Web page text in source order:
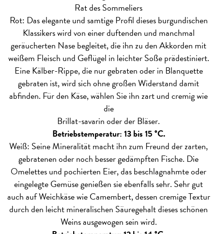
Rat des Sommeliers
Rot: Das elegante und samtige Profil dieses burgundischen
Klassikers wird von einer duftenden und manchmal
geräucherten Nase begleitet, die ihn zu den Akkorden mit
weißem Fleisch und Geflügel in leichter Soße prädestiniert.
Eine Kälber-Rippe, die nur gebraten oder in Blanquette
gebraten ist, wird sich ohne großen Widerstand damit
abfinden. Für den Käse, wählen Sie ihn zart und cremig wie
die
Brillat-savarin oder der Bläser.
Betriebstemperatur: 13 bis 15 °C.
Weiß: Seine Mineralität macht ihn zum Freund der zarten,
gebratenen oder noch besser gedämpften Fische. Die
Omelettes und pochierten Eier, das beschlagnahmte oder
eingelegte Gemüse genießen sie ebenfalls sehr. Sehr gut
auch auf Weichkäse wie Camembert, dessen cremige Textur
durch den leicht mineralischen Säuregehalt dieses schönen
Weins ausgewogen sein wird.